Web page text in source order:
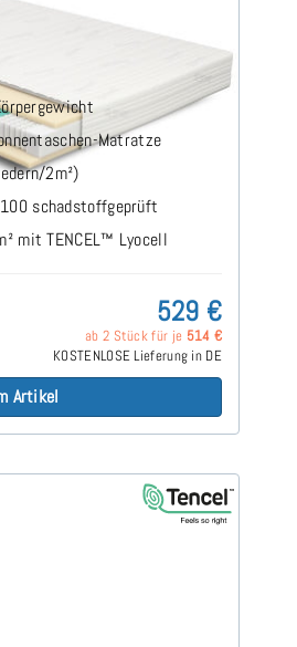
TTFK-Matratze 180x200
Matratze
2m²)
100 schadstoffgeprüft
mit TENCEL™ Lyocell
529 €
ab 2 Stück für je 514 €
KOSTENLOSE Lieferung in DE
Artikel